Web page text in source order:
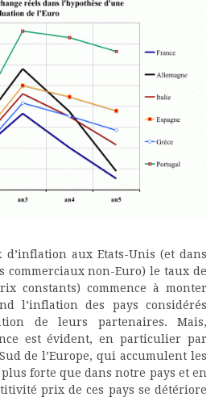
aux Etats-Unis (et dans
commerciaux non-Euro) le taux de
constants) commence à monter
l’inflation des pays considérés
de leurs partenaires. Mais,
est évident, en particulier par
de l’Europe, qui accumulent les
forte que dans notre pays et en
prix de ces pays se détériore